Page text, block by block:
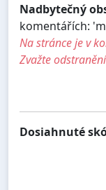
Nadbytečný
komentářích:
Na stránce je v
Zvažte
Dosiahnuté